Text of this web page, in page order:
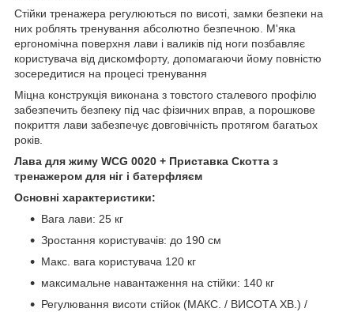
Стійки тренажера регулюються по висоті, замки безпеки на
них роблять тренування абсолютно безпечною. М'яка
ергономічна поверхня лави і валиків під ноги позбавляє
користувача від дискомфорту, допомагаючи йому повністю
зосередитися на процесі тренування
Міцна конструкція виконана з товстого сталевого профілю
забезпечить безпеку під час фізичних вправ, а порошкове
покриття лави забезпечує довговічність протягом багатьох
років.
Лава для жиму WCG 0020 + Приставка Скотта з
тренажером для ніг і батерфляєм
Основні характеристики:
Вага лави: 25 кг
Зростання користувачів: до 190 см
Макс. вага користувача 120 кг
максимальне навантаження на стійки: 140 кг
Регулювання висоти стійок (МАКС. / ВИСОТА ХВ.) /